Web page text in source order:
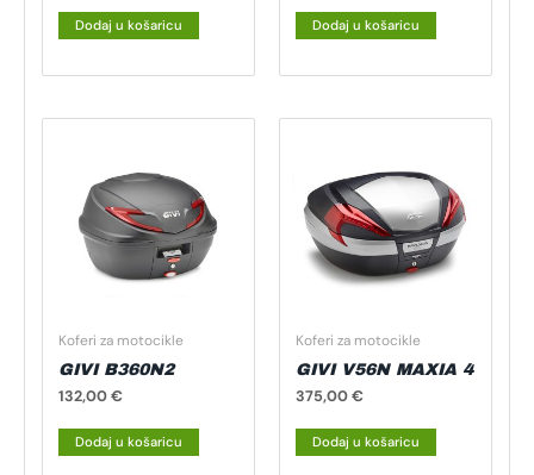
Dodaj u košaricu Dodaj u košaricu
Koferi za motocikle
GIVI B360N2
132,00€
Dodaj u košaricu
Koferi za motocikle
GIVI V56N MAXIA 4
375,00€
Dodaj u košaricu